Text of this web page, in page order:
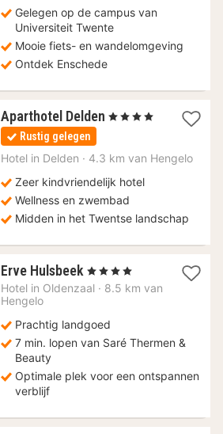
Gelegen op de campus van
Universiteit Twente
Mooie fiets- en wandelomgeving
Ontdek Enschede
Aparthotel Delden 1
107
, 4 Sterren
Rustig gelegen
Hotel in Delden · 4.3 km van Hengelo
Zeer kindvriendelijk hotel
Wellness en zwembad
Midden in het Twentse landschap
Erve Hulsbeek 1
nacht
€
, 4 Sterren
Hotel in Oldenzaal · 8.5 km van
Hengelo
Prachtig landgoed
7 min. lopen van Saré Thermen &
Beauty
Optimale plek voor een ontspannen
verblijf